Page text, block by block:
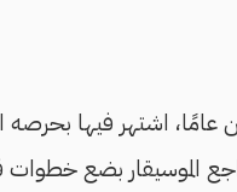
عامًا، اشتهر فيها بحرصه
الموسيقار بضع